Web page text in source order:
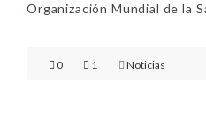
Organización Mundial de la
0 1 Noticias